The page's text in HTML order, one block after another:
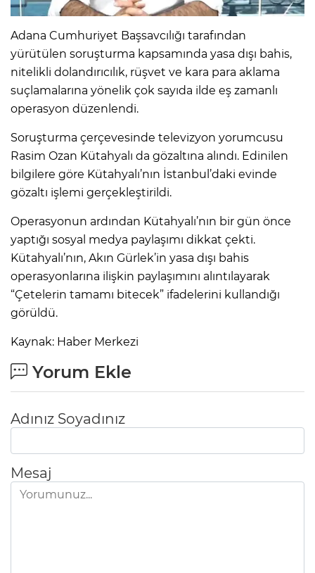
Adana Cumhuriyet Başsavcılığı tarafından
yürütülen soruşturma kapsamında yasa dışı bahis,
nitelikli dolandırıcılık, rüşvet ve kara para aklama
suçlamalarına yönelik çok sayıda ilde eş zamanlı
operasyon düzenlendi.
Soruşturma çerçevesinde televizyon yorumcusu
Rasim Ozan Kütahyalı da gözaltına alındı. Edinilen
bilgilere göre Kütahyalı’nın İstanbul’daki evinde
gözaltı işlemi gerçekleştirildi.
Operasyonun ardından Kütahyalı’nın bir gün önce
yaptığı sosyal medya paylaşımı dikkat çekti.
Kütahyalı’nın, Akın Gürlek’in yasa dışı bahis
operasyonlarına ilişkin paylaşımını alıntılayarak
“Çetelerin tamamı bitecek” ifadelerini kullandığı
görüldü.
Kaynak: Haber Merkezi
Yorum Ekle
Adınız Soyadınız
Mesaj